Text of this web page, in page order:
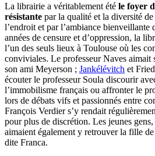
La librairie a véritablement été le foyer
résistante par la qualité et la diversité
l’endroit et par l’ambiance bienveillante
années de censure et d’oppression, la
l’un des seuls lieux à Toulouse où les
conviviales. Le professeur Naves aimait
son ami Meyerson ; Jankélévitch et
écouter le professeur Soula discourir
l’immobilisme français ou affronter le
lors de débats vifs et passionnés entre
François Verdier s’y rendait
pour plus de discrétion. Les jeunes gens,
aimaient également y retrouver la fille
dite Franca.